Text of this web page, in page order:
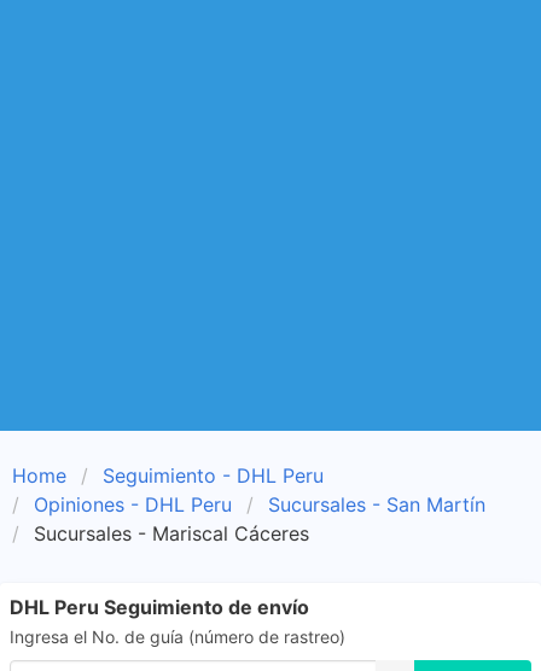
Home
Seguimiento - DHL Peru
Opiniones - DHL Peru
Sucursales - San Martín
Sucursales - Mariscal Cáceres
DHL Peru Seguimiento de envío
Ingresa el No. de guía (número de rastreo)